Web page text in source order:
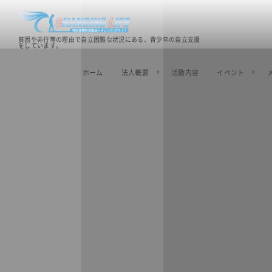
貧困や非行等の理由で自立困難な状況にある、青少年の自立支援
をしています。
ホーム 法人概要 活動内容 イベント